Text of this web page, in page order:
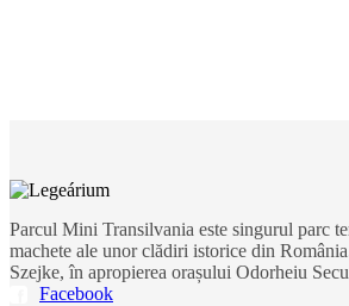
Parcul Mini Transilvania este singurul parc
machete ale unor clădiri istorice din
Szejke, în apropierea orașului Odorheiu
Facebook